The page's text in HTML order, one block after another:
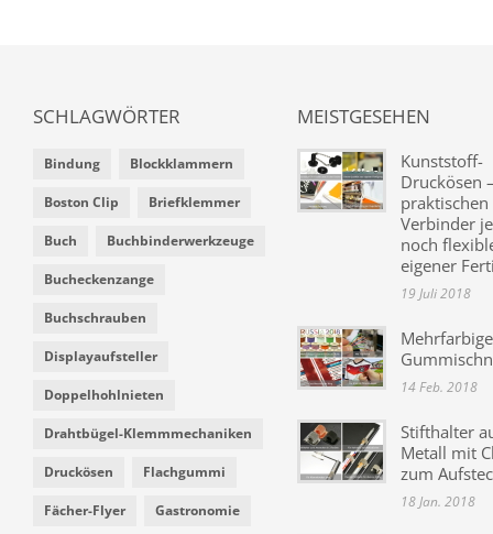
SCHLAGWÖRTER
Bindung Blockklammern
Boston Clip Briefklemmer
Buch Buchbinderwerkzeuge
Bucheckenzange
Buchschrauben
Displayaufsteller
Doppelhohlnieten
Drahtbügel-Klemmmechaniken
Druckösen Flachgummi
Fächer-Flyer Gastronomie
MEISTGESEHEN
Kunststoff-
Druckösen
praktischen
Verbinder
noch
eigener
19 Juli 2018
Mehrfarbige
14 Feb. 2018
Stifthalter
Metall mit
zum
18 Jan. 2018